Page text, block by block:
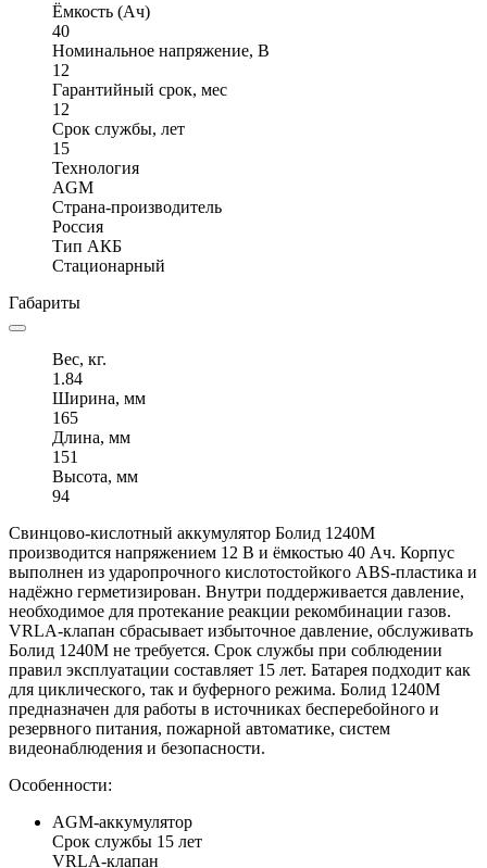
Ёмкость (Ач)
40
Номинальное напряжение, В
12
Гарантийный срок, мес
12
Срок службы, лет
15
Технология
AGM
Страна-производитель
Россия
Тип АКБ
Стационарный
Габариты
Вес, кг.
1.84
Ширина, мм
165
Длина, мм
151
Высота, мм
94
Свинцово-кислотный аккумулятор Болид 1240М
производится напряжением 12 В и ёмкостью 40 Ач. Корпус
выполнен из ударопрочного кислотостойкого ABS-пластика и
надёжно герметизирован. Внутри поддерживается давление,
необходимое для протекание реакции рекомбинации газов.
VRLA-клапан сбрасывает избыточное давление, обслуживать
Болид 1240М не требуется. Срок службы при соблюдении
правил эксплуатации составляет 15 лет. Батарея подходит как
для циклического, так и буферного режима. Болид 1240М
предназначен для работы в источниках бесперебойного и
резервного питания, пожарной автоматике, систем
видеонаблюдения и безопасности.
Особенности:
AGM-аккумулятор
Срок службы 15 лет
VRLA-клапан